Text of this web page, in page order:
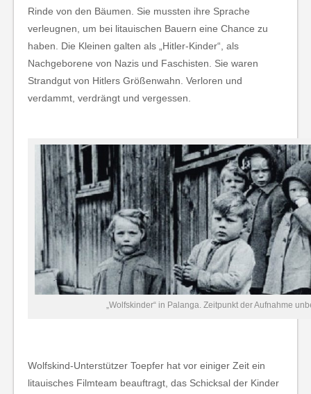
Rinde von den Bäumen. Sie mussten ihre Sprache
verleugnen, um bei litauischen Bauern eine Chance zu
haben. Die Kleinen galten als „Hitler-Kinder“, als
Nachgeborene von Nazis und Faschisten. Sie waren
Strandgut von Hitlers Größenwahn. Verloren und
verdammt, verdrängt und vergessen.
„Wolfskinder“ in Palanga. Zeitpunkt der Aufnahme
Wolfskind-Unterstützer Toepfer hat vor einiger Zeit ein
litauisches Filmteam beauftragt, das Schicksal der Kinder